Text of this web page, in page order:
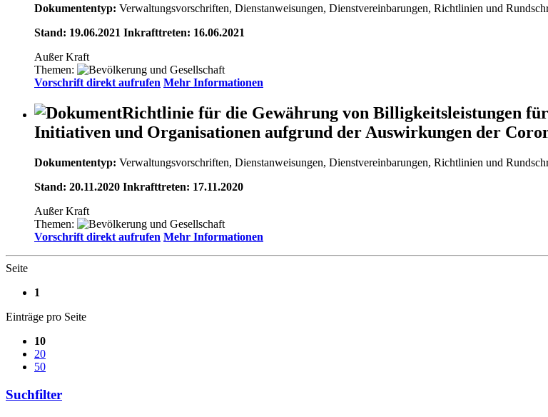
Dokumententyp: Verwaltungsvorschriften, Dienstanweisungen, Dienstvereinbarungen, Richtlinien und
Stand: 19.06.2021 Inkrafttreten: 16.06.2021
Außer Kraft
Themen:
Vorschrift direkt aufrufen Mehr Informationen
Richtlinie für die Gewährung von Billigkeitsleistungen
Initiativen und Organisationen aufgrund der Auswirkungen der
Dokumententyp: Verwaltungsvorschriften, Dienstanweisungen, Dienstvereinbarungen, Richtlinien und
Stand: 20.11.2020 Inkrafttreten: 17.11.2020
Außer Kraft
Themen:
Vorschrift direkt aufrufen Mehr Informationen
Seite
1
Einträge pro Seite
10
20
50
Suchfilter